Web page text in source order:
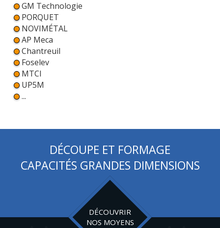
GM Technologie
PORQUET
NOVIMÉTAL
AP Meca
Chantreuil
Foselev
MTCI
UP5M
...
DÉCOUPE ET FORMAGE
CAPACITÉS GRANDES DIMENSIONS
DÉCOUVRIR
NOS MOYENS